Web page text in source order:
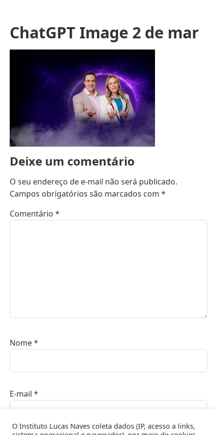
ChatGPT Image 2 de mar
Deixe um comentário
O seu endereço de e-mail não será publicado.
Campos obrigatórios são marcados com *
Comentário *
Nome*
E-mail *
O Instituto Lucas Naves coleta dados (IP, acesso a links,